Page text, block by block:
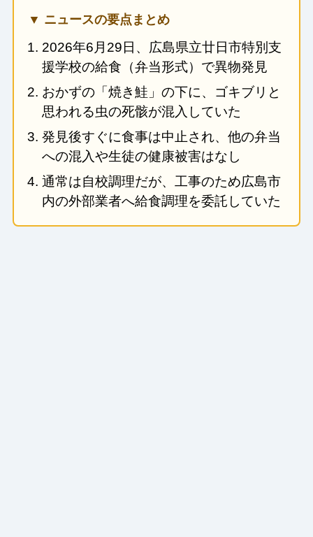
▼ ニュースの要点まとめ
2026年6月29日、広島県立廿日市特別支
援学校の給食（弁当形式）で異物発見
おかずの「焼き鮭」の下に、ゴキブリと
思われる虫の死骸が混入していた
発見後すぐに食事は中止され、他の弁当
への混入や生徒の健康被害はなし
通常は自校調理だが、工事のため広島市
内の外部業者へ給食調理を委託していた